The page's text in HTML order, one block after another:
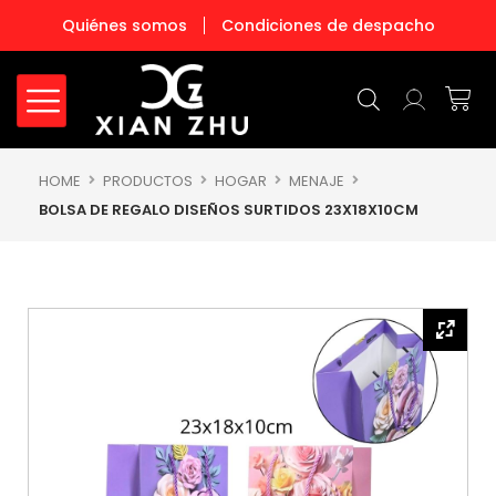
contenido
Quiénes somos Condiciones de despacho
HOME PRODUCTOS HOGAR
MENAJE
BOLSA DE REGALO DISEÑOS SURTIDOS 23X18X10CM